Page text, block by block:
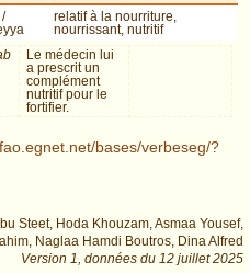
relatif à la nourriture,
nourrissant, nutritif
Le médecin lui
a prescrit un
complément
nutritif pour le
fortifier.
bases/verbeseg/?
Steet, Hoda Khouzam, Asmaa Yousef,
Naglaa Hamdi Boutros, Dina Alfred
Version 1, données du 12 juillet 2025